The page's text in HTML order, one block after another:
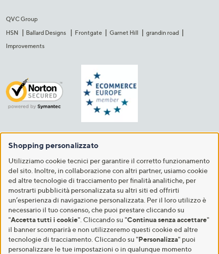
QVC Group
HSN
Ballard Designs Frontgate Garnet Hill
grandin road
Improvements
Shopping personalizzato
Utilizziamo cookie tecnici per garantire il corretto funzionamento
del sito. Inoltre, in collaborazione con altri partner, usiamo cookie
ed altre tecnologie di tracciamento per finalità analitiche, per
mostrarti pubblicità personalizzata su altri siti ed offrirti
un’esperienza di navigazione personalizzata. Per il loro utilizzo è
necessario il tuo consenso, che puoi prestare cliccando su
"Accetta tutti i cookie". Cliccando su "Continua senza accettare"
il banner scomparirà e non utilizzeremo questi cookie ed altre
tecnologie di tracciamento. Cliccando su "Personalizza" puoi
personalizzare le tue impostazioni o in qualunque momento